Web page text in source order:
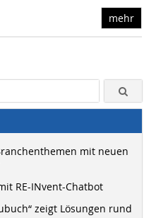
mehr
mit neuen
RE-INvent-Chatbot
zeigt Lösungen rund